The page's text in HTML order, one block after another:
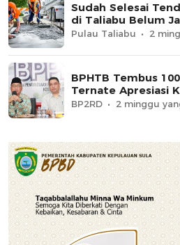
Sudah Selesai
di Taliabu Belum
Pulau Taliabu 2
BPHTB Tembus
Ternate Apresiasi
BP2RD 2 minggu